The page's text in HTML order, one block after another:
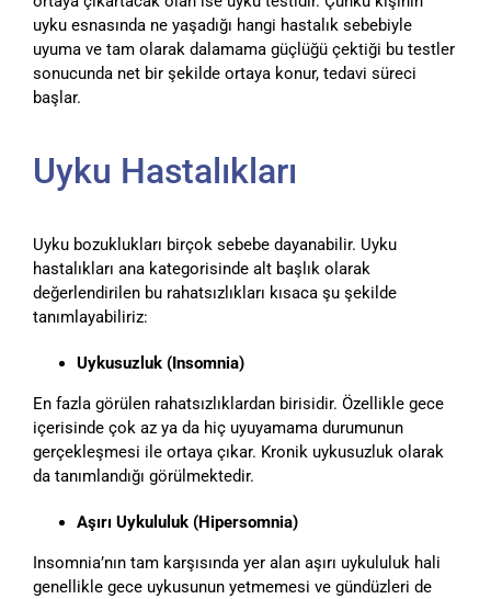
uyku esnasında ne yaşadığı hangi hastalık sebebiyle
uyuma ve tam olarak dalamama güçlüğü çektiği bu testler
sonucunda net bir şekilde ortaya konur, tedavi süreci
başlar.
Uyku Hastalıkları
Uyku bozuklukları birçok sebebe dayanabilir. Uyku
hastalıkları ana kategorisinde alt başlık olarak
değerlendirilen bu rahatsızlıkları kısaca şu şekilde
tanımlayabiliriz:
Uykusuzluk (Insomnia)
En fazla görülen rahatsızlıklardan birisidir. Özellikle gece
içerisinde çok az ya da hiç uyuyamama durumunun
gerçekleşmesi ile ortaya çıkar. Kronik uykusuzluk olarak
da tanımlandığı görülmektedir.
Aşırı Uykululuk (Hipersomnia)
Insomnia’nın tam karşısında yer alan aşırı uykululuk hali
genellikle gece uykusunun yetmemesi ve gündüzleri de